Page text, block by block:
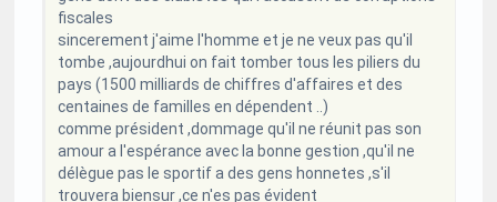
fiscales
sincerement j'aime l'homme et je ne veux pas qu'il
tombe ,aujourdhui on fait tomber tous les piliers du
pays (1500 milliards de chiffres d'affaires et des
centaines de familles en dépendent ..)
comme président ,dommage qu'il ne réunit pas son
amour a l'espérance avec la bonne gestion ,qu'il ne
délègue pas le sportif a des gens honnetes ,s'il
trouvera biensur ,ce n'es pas évident